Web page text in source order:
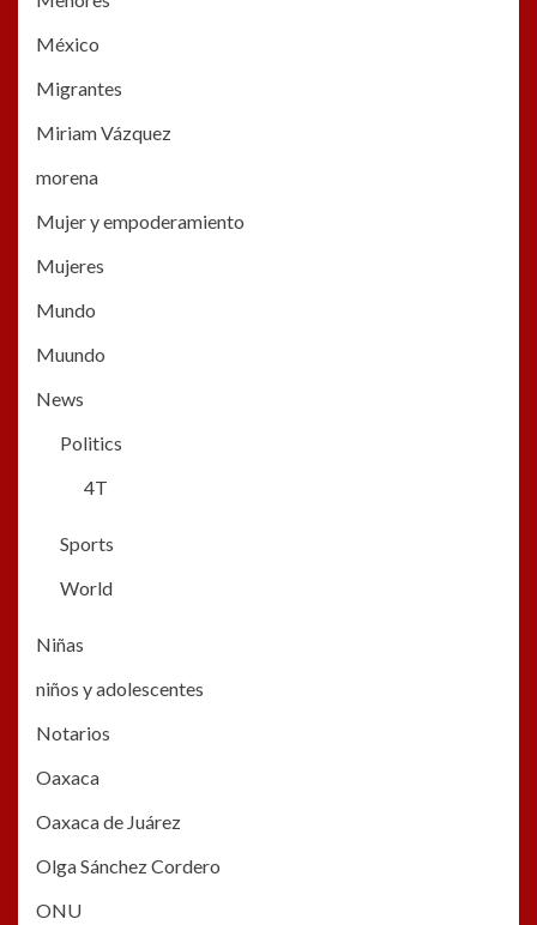
México
Migrantes
Miriam Vázquez
morena
Mujer y empoderamiento
Mujeres
Mundo
Muundo
News
Politics
4T
Sports
World
Niñas
niños y adolescentes
Notarios
Oaxaca
Oaxaca de Juárez
Olga Sánchez Cordero
ONU